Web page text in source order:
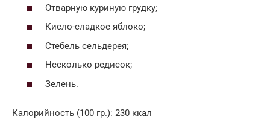
Отварную куриную грудку;
Кисло-сладкое яблоко;
Стебель сельдерея;
Несколько редисок;
Зелень.
Калорийность (100 гр.): 230 ккал